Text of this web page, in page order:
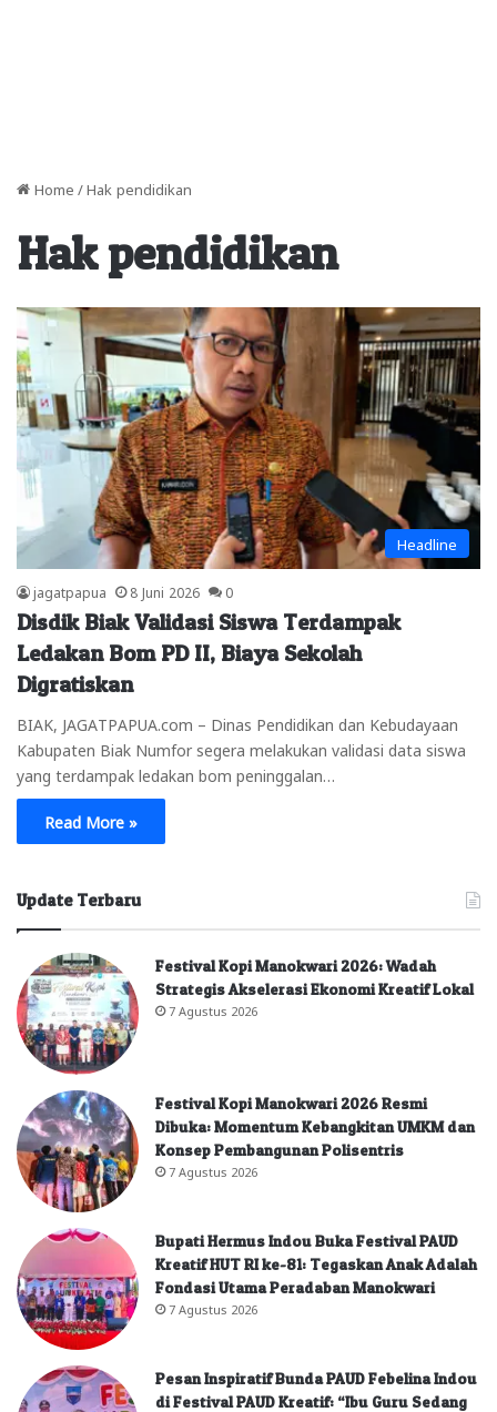
Home / Hak pendidikan
Hak pendidikan
Headline
jagatpapua 8 Juni 2026 0
Disdik Biak Validasi Siswa Terdampak
Ledakan Bom PD II, Biaya Sekolah
Digratiskan
BIAK, JAGATPAPUA.com – Dinas Pendidikan dan Kebudayaan
Kabupaten Biak Numfor segera melakukan validasi data siswa
yang terdampak ledakan bom peninggalan…
Read More »
Update Terbaru
Festival Kopi Manokwari 2026: Wadah
Strategis Akselerasi Ekonomi Kreatif Lokal
7 Agustus 2026
Festival Kopi Manokwari 2026 Resmi
Dibuka: Momentum Kebangkitan UMKM dan
Konsep Pembangunan Polisentris
7 Agustus 2026
Bupati Hermus Indou Buka Festival PAUD
Kreatif HUT RI ke-81: Tegaskan Anak Adalah
Fondasi Utama Peradaban Manokwari
7 Agustus 2026
Pesan Inspiratif Bunda PAUD Febelina Indou
di Festival PAUD Kreatif: “Ibu Guru Sedang